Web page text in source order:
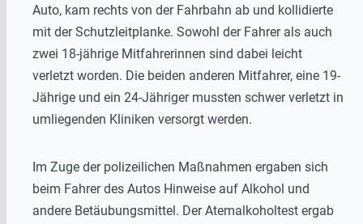
Auto, kam rechts von der Fahrbahn ab und kollidierte
mit der Schutzleitplanke. Sowohl der Fahrer als auch
zwei 18-jährige Mitfahrerinnen sind dabei leicht
verletzt worden. Die beiden anderen Mitfahrer, eine 19-
Jährige und ein 24-Jähriger mussten schwer verletzt in
umliegenden Kliniken versorgt werden.
Im Zuge der polizeilichen Maßnahmen ergaben sich
beim Fahrer des Autos Hinweise auf Alkohol und
andere Betäubungsmittel. Der Atemalkoholtest ergab